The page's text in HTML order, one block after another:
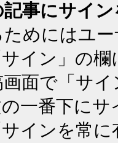
事にサイ
めにはユ
イン」の
面で「サ
一番下に
インを常